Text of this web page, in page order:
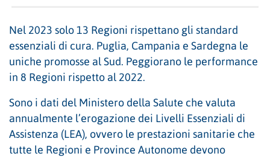
Nel 2023 solo 13 Regioni rispettano gli standard
essenziali di cura. Puglia, Campania e Sardegna le
uniche promosse al Sud. Peggiorano le performance
in 8 Regioni rispetto al 2022.
Sono i dati del Ministero della Salute che valuta
annualmente l’erogazione dei Livelli Essenziali di
Assistenza (LEA), ovvero le prestazioni sanitarie che
tutte le Regioni e Province Autonome devono